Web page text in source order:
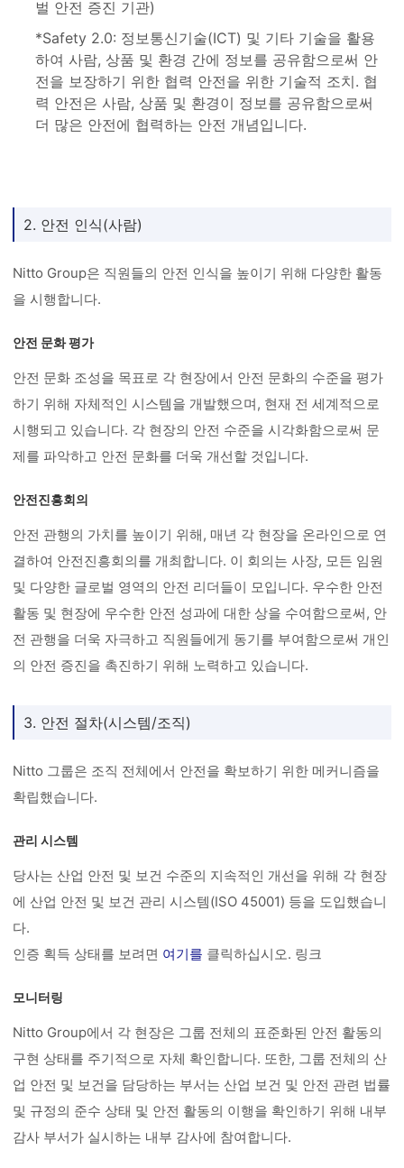
벌 안전 증진 기관)
*Safety 2.0: 정보통신기술(ICT) 및 기타 기술을 활용
하여 사람, 상품 및 환경 간에 정보를 공유함으로써 안
전을 보장하기 위한 협력 안전을 위한 기술적 조치. 협
력 안전은 사람, 상품 및 환경이 정보를 공유함으로써
더 많은 안전에 협력하는 안전 개념입니다.
2. 안전 인식(사람)
Nitto Group은 직원들의 안전 인식을 높이기 위해 다양한 활동
을 시행합니다.
안전 문화 평가
안전 문화 조성을 목표로 각 현장에서 안전 문화의 수준을 평가
하기 위해 자체적인 시스템을 개발했으며, 현재 전 세계적으로
시행되고 있습니다. 각 현장의 안전 수준을 시각화함으로써 문
제를 파악하고 안전 문화를 더욱 개선할 것입니다.
안전진흥회의
안전 관행의 가치를 높이기 위해, 매년 각 현장을 온라인으로 연
결하여 안전진흥회의를 개최합니다. 이 회의는 사장, 모든 임원
및 다양한 글로벌 영역의 안전 리더들이 모입니다. 우수한 안전
활동 및 현장에 우수한 안전 성과에 대한 상을 수여함으로써, 안
전 관행을 더욱 자극하고 직원들에게 동기를 부여함으로써 개인
의 안전 증진을 촉진하기 위해 노력하고 있습니다.
3. 안전 절차(시스템/조직)
Nitto 그룹은 조직 전체에서 안전을 확보하기 위한 메커니즘을
확립했습니다.
관리 시스템
당사는 산업 안전 및 보건 수준의 지속적인 개선을 위해 각 현장
에 산업 안전 및 보건 관리 시스템(ISO 45001) 등을 도입했습니
다.
인증 획득 상태를 보려면 여기를 클릭하십시오. 링크
모니터링
Nitto Group에서 각 현장은 그룹 전체의 표준화된 안전 활동의
구현 상태를 주기적으로 자체 확인합니다. 또한, 그룹 전체의 산
업 안전 및 보건을 담당하는 부서는 산업 보건 및 안전 관련 법률
및 규정의 준수 상태 및 안전 활동의 이행을 확인하기 위해 내부
감사 부서가 실시하는 내부 감사에 참여합니다.